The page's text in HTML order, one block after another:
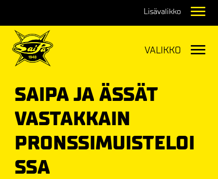
SAIPA JA ÄSSÄT
VASTAKKAIN
PRONSSIMUISTELOI
SSA